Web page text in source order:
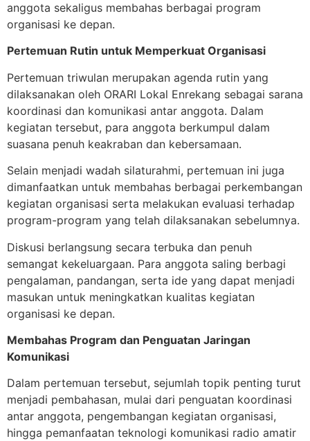
anggota sekaligus membahas berbagai program
organisasi ke depan.
Pertemuan Rutin untuk Memperkuat Organisasi
Pertemuan triwulan merupakan agenda rutin yang
dilaksanakan oleh ORARI Lokal Enrekang sebagai sarana
koordinasi dan komunikasi antar anggota. Dalam
kegiatan tersebut, para anggota berkumpul dalam
suasana penuh keakraban dan kebersamaan.
Selain menjadi wadah silaturahmi, pertemuan ini juga
dimanfaatkan untuk membahas berbagai perkembangan
kegiatan organisasi serta melakukan evaluasi terhadap
program-program yang telah dilaksanakan sebelumnya.
Diskusi berlangsung secara terbuka dan penuh
semangat kekeluargaan. Para anggota saling berbagi
pengalaman, pandangan, serta ide yang dapat menjadi
masukan untuk meningkatkan kualitas kegiatan
organisasi ke depan.
Membahas Program dan Penguatan Jaringan
Komunikasi
Dalam pertemuan tersebut, sejumlah topik penting turut
menjadi pembahasan, mulai dari penguatan koordinasi
antar anggota, pengembangan kegiatan organisasi,
hingga pemanfaatan teknologi komunikasi radio amatir